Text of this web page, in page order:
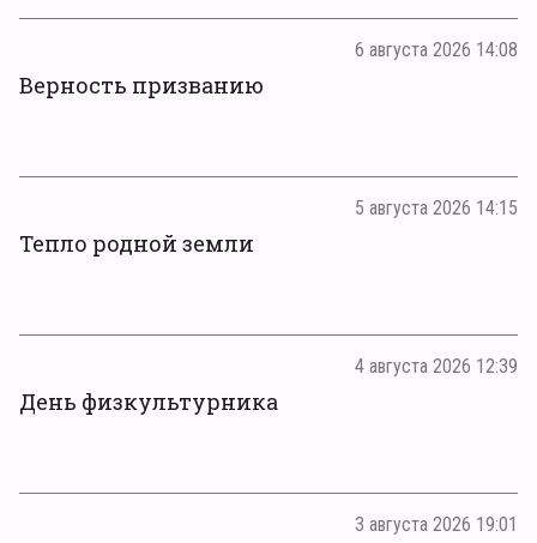
6 августа 2026 14:08
Верность призванию
5 августа 2026 14:15
Тепло родной земли
4 августа 2026 12:39
День физкультурника
3 августа 2026 19:01